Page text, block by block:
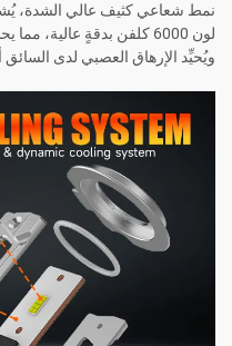
نمط شعاعي كثيف عالي الشدة،
لون 6000 كلفن بدقةٍ
ويُحيِّد الإرهاق العصبي لدى السائق